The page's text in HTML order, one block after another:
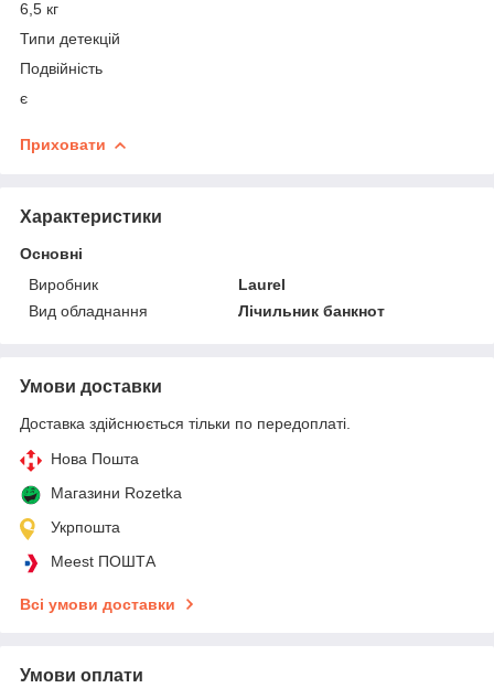
6,5 кг
Типи детекцій
Подвійність
є
Приховати
Характеристики
Основні
Виробник
Laurel
Вид обладнання
Лічильник банкнот
Умови доставки
Доставка здійснюється тільки по передоплаті.
Нова Пошта
Магазини Rozetka
Укрпошта
Meest ПОШТА
Всі умови доставки
Умови оплати